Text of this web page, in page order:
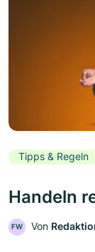
Tipps & Regeln
Handeln
FW Von